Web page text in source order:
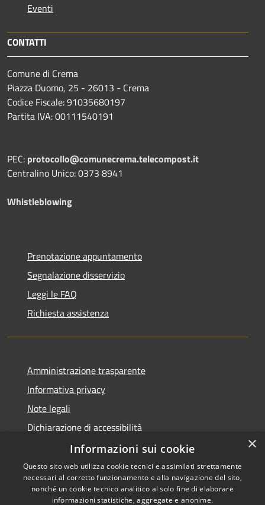
Eventi
CONTATTI
Comune di Crema
Piazza Duomo, 25 - 26013 - Crema
Codice Fiscale: 91035680197
Partita IVA: 00111540191
PEC: protocollo@comunecrema.telecompost.it
Centralino Unico: 0373 8941
Whistleblowing
Prenotazione appuntamento
Segnalazione disservizio
Leggi le FAQ
Richiesta assistenza
Amministrazione trasparente
Informativa privacy
Note legali
Dichiarazione di accessibilità
Piano di miglioramento dei servizi
×
Informazioni sui cookie
Questo sito web utilizza cookie tecnici e assimilati strettamente
necessari al corretto funzionamento e alla navigazione del sito,
nonché un cookie tecnico analitico al solo fine di elaborare
informazioni statistiche, aggregate e anonime.